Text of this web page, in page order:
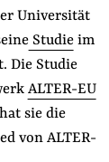
Universität
Studieim
Die Studie
ALTER-EU
sie die
von ALTER-